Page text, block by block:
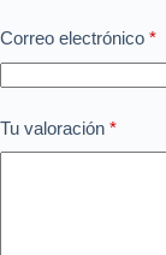
Correo electrónico *
Tu valoración *